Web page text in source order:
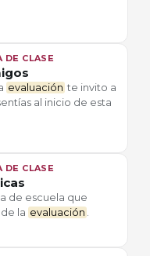
DE CLASE
evaluación te invito a
al inicio de esta
DE CLASE
de escuela que
la evaluación